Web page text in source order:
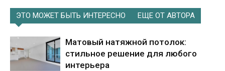
ЭТО МОЖЕТ БЫТЬ ИНТЕРЕСНО ЕЩЕ ОТ АВТОРА
Матовый натяжной потолок:
стильное решение для любого
интерьера